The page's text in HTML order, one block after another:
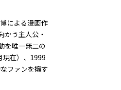
による漫画作
かう主人公・
を唯一無二の
現在）、1999
ファンを擁す